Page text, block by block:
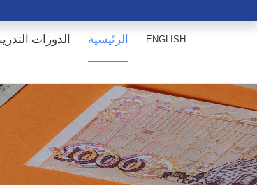
الدورات الرئيسية ENGLISH